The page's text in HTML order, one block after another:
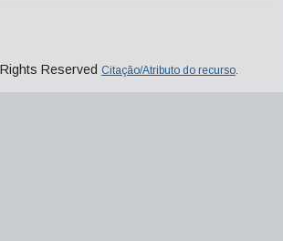
Reserved Citação/Atributo do recurso.